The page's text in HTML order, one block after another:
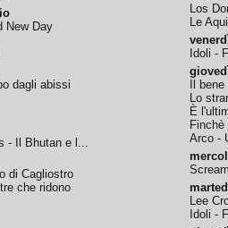
New Day
dagli abissi
- Il Bhutan e l...
di Cagliostro
che ridono
Los
Le
Idoli -
Il
Lo
È
Arco -
Lee
Idoli -